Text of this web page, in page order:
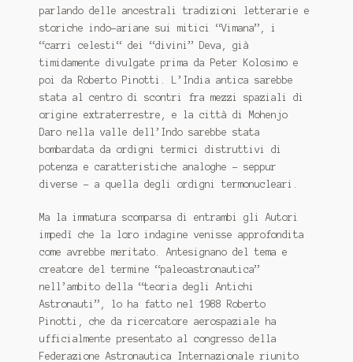
parlando delle ancestrali tradizioni letterarie e
storiche indo-ariane sui mitici “Vimana”, i
“carri celesti“ dei “divini” Deva, già
timidamente divulgate prima da Peter Kolosimo e
poi da Roberto Pinotti. L’India antica sarebbe
stata al centro di scontri fra mezzi spaziali di
origine extraterrestre, e la città di Mohenjo
Daro nella valle dell’Indo sarebbe stata
bombardata da ordigni termici distruttivi di
potenza e caratteristiche analoghe – seppur
diverse - a quella degli ordigni termonucleari.
Ma la immatura scomparsa di entrambi gli Autori
impedì che la loro indagine venisse approfondita
come avrebbe meritato. Antesignano del tema e
creatore del termine “paleoastronautica”
nell’ambito della “teoria degli Antichi
Astronauti”, lo ha fatto nel 1988 Roberto
Pinotti, che da ricercatore aerospaziale ha
ufficialmente presentato al congresso della
Federazione Astronautica Internazionale riunito